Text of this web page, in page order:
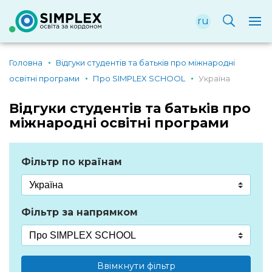
ru
Головна
Відгуки студентів та батьків про міжнародні
освітні програми
Про SIMPLEX SCHOOL Україна
Відгуки студентів та батьків про
міжнародні освітні програми
Фільтр по країнам
Фільтр за напрямком
Ввімкнути фільтр